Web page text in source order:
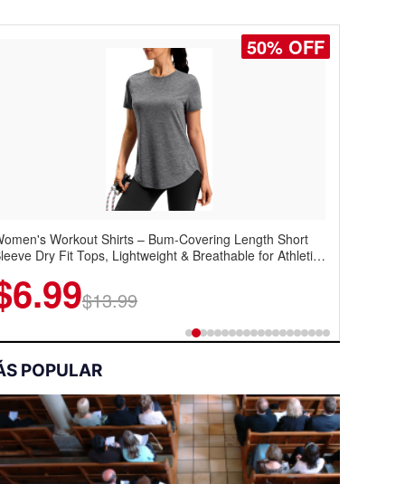
50% OFF
Men's Casual Dress Sneakers – Lightweight
Oxford Style with Breathable Knit Upper, Rubber
$44.99
POPULAR